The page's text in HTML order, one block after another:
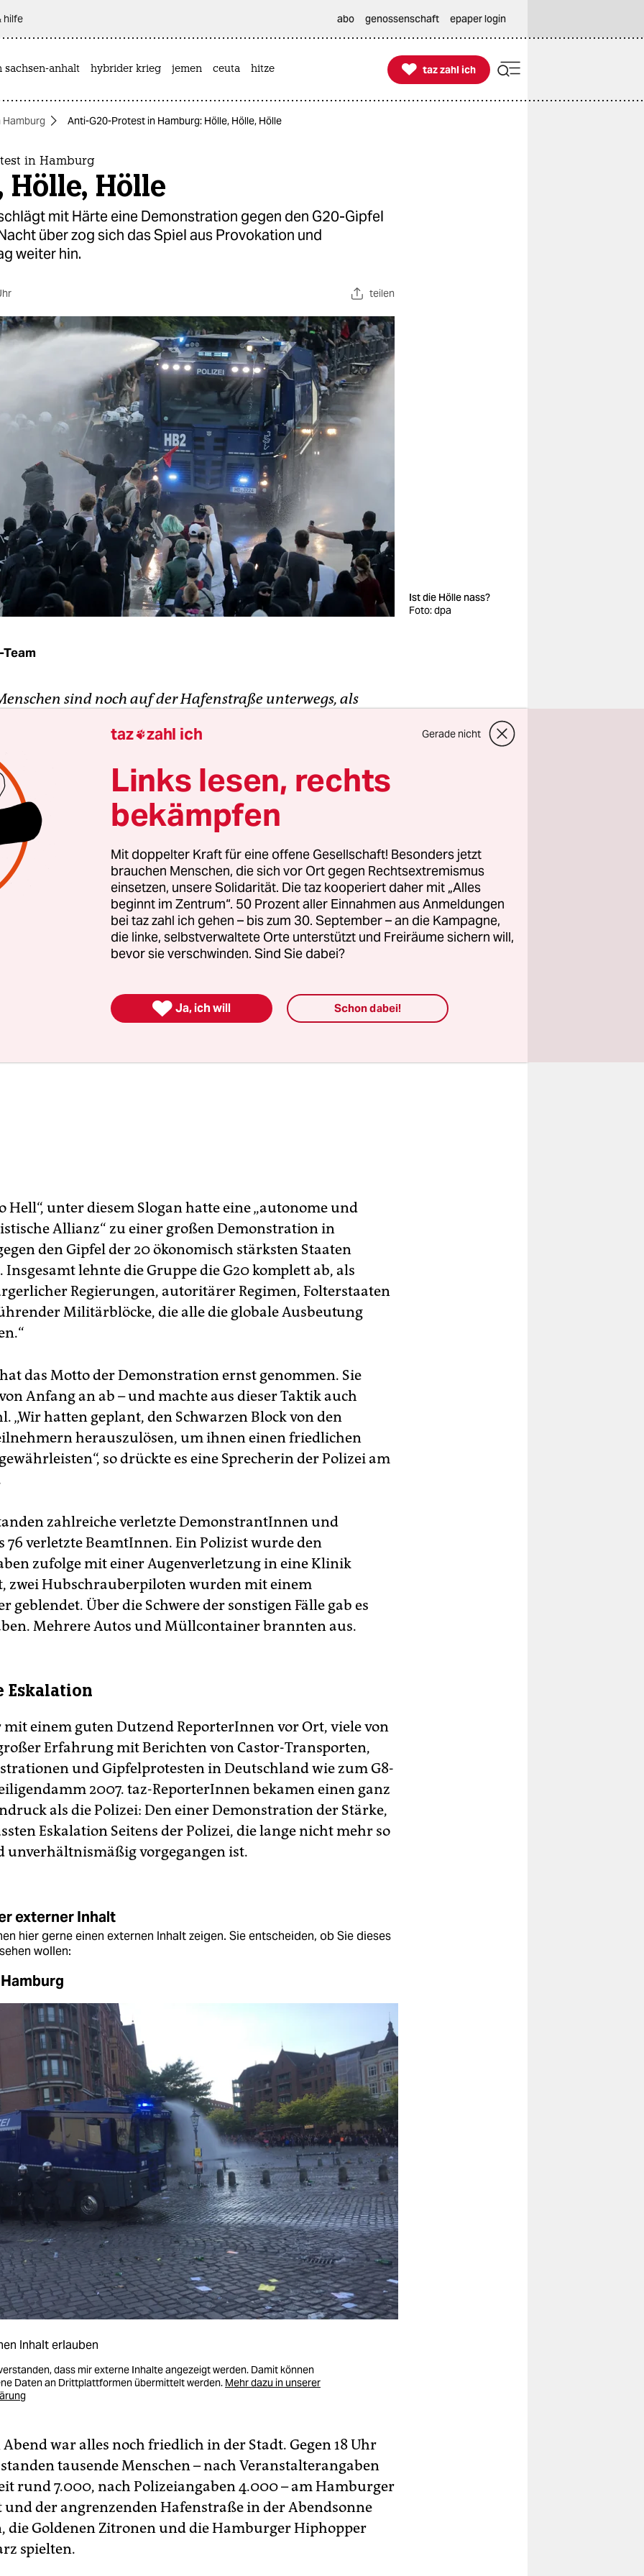
hilfe abo genossenschaft epaper login
sachsen-anhalt hybrider krieg jemen ceuta hitze 
taz zahl ich
taz zahl ich
Hamburg Anti-G20-Protest in Hamburg: Hölle, Hölle, Hölle
in Hamburg
Hölle, Hölle
mit Härte eine Demonstration gegen den G20-Gipfel
über zog sich das Spiel aus Provokation und
weiter hin.
teilen
Ist die Hölle nass?
Foto: dpa
sind noch auf der Hafenstraße unterwegs, als
DemonstrantInnen zur Seite, viele husten, als auch
vorfahren. Flankiert von behelmten Einheiten leeren
aus Hamburg gestern am frühen Abend,
von einer taz-Reporterin. In der Folge erlebte die
von Donnerstag auf Freitag eine Nacht, deren
und Deutung noch sehr lange andauern wird – so viel
fest.
Hell“, unter diesem Slogan hatte eine „autonome und
Allianz“ zu einer großen Demonstration in
den Gipfel der 20 ökonomisch stärksten Staaten
lehnte die Gruppe die G20 komplett ab, als
Regierungen, autoritärer Regimen, Folterstaaten
Militärblöcke, die alle die globale Ausbeutung
das Motto der Demonstration ernst genommen. Sie
Anfang an ab – und machte aus dieser Taktik auch
„Wir hatten geplant, den Schwarzen Block von den
herauszulösen, um ihnen einen friedlichen
so drückte es eine Sprecherin der Polizei am
zahlreiche verletzte DemonstrantInnen und
76 verletzte BeamtInnen. Ein Polizist wurde den
zufolge mit einer Augenverletzung in eine Klinik
zwei Hubschrauberpiloten wurden mit einem
geblendet. Über die Schwere der sonstigen Fälle gab es
Mehrere Autos und Müllcontainer brannten aus.
Eskalation
mit einem guten Dutzend ReporterInnen vor Ort, viele von
Erfahrung mit Berichten von Castor-Transporten,
und Gipfelprotesten in Deutschland wie zum G8-
2007. taz-ReporterInnen bekamen einen ganz
als die Polizei: Den einer Demonstration der Stärke,
Eskalation Seitens der Polizei, die lange nicht mehr so
unverhältnismäßig vorgegangen ist.
externer Inhalt
hier gerne einen externen Inhalt zeigen. Sie entscheiden, ob Sie dieses
wollen:
Inhalt erlauben
dass mir externe Inhalte angezeigt werden. Damit können
Daten an Drittplattformen übermittelt werden. Mehr dazu in unserer
war alles noch friedlich in der Stadt. Gegen 18 Uhr
tausende Menschen – nach Veranstalterangaben
rund 7.000, nach Polizeiangaben 4.000 – am Hamburger
und der angrenzenden Hafenstraße in der Abendsonne
die Goldenen Zitronen und die Hamburger Hiphopper
spielten.
taz zahl ich Gerade nicht
Links lesen, rechts
bekämpfen
Mit doppelter Kraft für eine offene Gesellschaft! Besonders jetzt
brauchen Menschen, die sich vor Ort gegen Rechtsextremismus
einsetzen, unsere Solidarität. Die taz kooperiert daher mit „Alles
beginnt im Zentrum“. 50 Prozent aller Einnahmen aus Anmeldungen
bei taz zahl ich gehen – bis zum 30. September – an die Kampagne,
die linke, selbstverwaltete Orte unterstützt und Freiräume sichern will,
bevor sie verschwinden. Sind Sie dabei?
 Ja, ich will Schon dabei!